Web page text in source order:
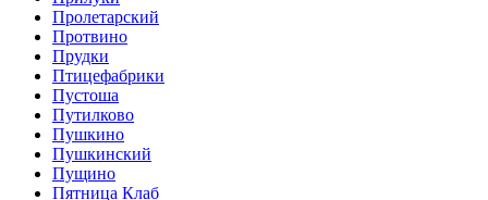
Пролетарский
Протвино
Прудки
Птицефабрики
Пустоша
Путилково
Пушкино
Пушкинский
Пущино
Пятница Клаб